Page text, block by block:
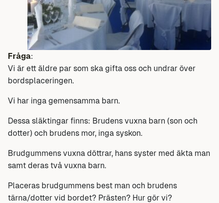
Fråga:
Vi är ett äldre par som ska gifta oss och undrar över
bordsplaceringen.
Vi har inga gemensamma barn.
Dessa släktingar finns: Brudens vuxna barn (son och
dotter) och brudens mor, inga syskon.
Brudgummens vuxna döttrar, hans syster med äkta man
samt deras två vuxna barn.
Placeras brudgummens best man och brudens
tärna/dotter vid bordet? Prästen? Hur gör vi?